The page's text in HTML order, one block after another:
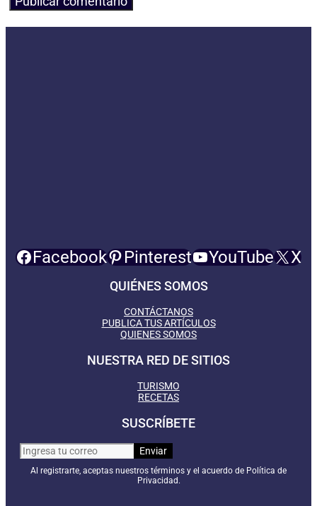
Facebook Pinterest YouTube X
QUIÉNES SOMOS
CONTÁCTANOS
PUBLICA TUS ARTÍCULOS
QUIENES SOMOS
NUESTRA RED DE SITIOS
TURISMO
RECETAS
SUSCRÍBETE
Al registrarte, aceptas nuestros términos y el acuerdo de Política de
Privacidad.